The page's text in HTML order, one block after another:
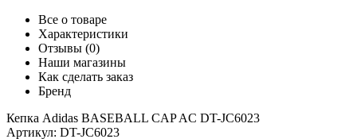
Все о товаре
Характеристики
Отзывы (0)
Наши магазины
Как сделать заказ
Бренд
Кепка Adidas BASEBALL CAP AC DT-JC6023
Артикул: DT-JC6023